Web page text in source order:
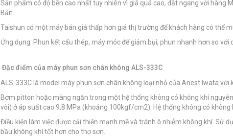
Sản phẩm có độ bền cao nhất tuy nhiên vì giá quá cao, đắt ngang với hàng
Bản.
Taishun có một máy bán giá thấp hơn giá thị trường để khách hàng có thể
Ứng dụng: Phun kết cấu thép, máy móc để giảm bụi, phun nhanh hơn so với
Đặc điểm của máy phun sơn chân không ALS-333C
ALS-333C là model máy phun sơn chân không loại nhỏ của Anest Iwata với
Bơm pitton hoặc màng ngăn trong một hệ thống không có không khí
vòi) ở áp suất cao 9,8 MPa (khoảng 100kgf/cm2). Hệ thống không có
Điều kiện làm việc được cải thiện mạnh mẽ và tránh ô nhiễm không khí. Sử
bầu không khí tốt hơn cho thợ sơn.